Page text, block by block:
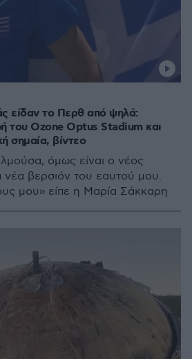
είδαν το Περθ από ψηλά:
του Ozone Optus Stadium και
σημαία, βίντεο
όμως είναι ο νέος
νέα βερσιόν του εαυτού μου.
μου» είπε η Μαρία Σάκκαρη